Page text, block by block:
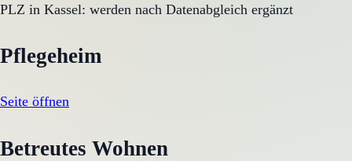
PLZ in Kassel: werden nach Datenabgleich ergänzt
Pflegeheim
Seite öffnen
Betreutes Wohnen